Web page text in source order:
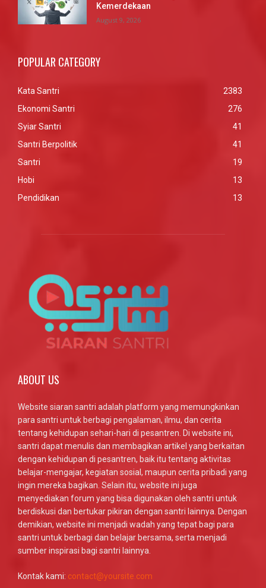
Kemerdekaan
August 9, 2026
POPULAR CATEGORY
Kata Santri
2383
Ekonomi Santri
276
Syiar Santri
41
Santri Berpolitik
41
Santri
19
Hobi
13
Pendidikan
13
ABOUT US
Website siaran santri adalah platform yang memungkinkan
para santri untuk berbagi pengalaman, ilmu, dan cerita
tentang kehidupan sehari-hari di pesantren. Di website ini,
santri dapat menulis dan membagikan artikel yang berkaitan
dengan kehidupan di pesantren, baik itu tentang aktivitas
belajar-mengajar, kegiatan sosial, maupun cerita pribadi yang
ingin mereka bagikan. Selain itu, website ini juga
menyediakan forum yang bisa digunakan oleh santri untuk
berdiskusi dan bertukar pikiran dengan santri lainnya. Dengan
demikian, website ini menjadi wadah yang tepat bagi para
santri untuk berbagi dan belajar bersama, serta menjadi
sumber inspirasi bagi santri lainnya.
Kontak kami: contact@yoursite.com